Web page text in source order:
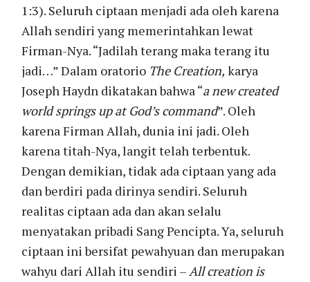
1:3). Seluruh ciptaan menjadi ada oleh karena
Allah sendiri yang memerintahkan lewat
Firman-Nya. “Jadilah terang maka terang itu
jadi…” Dalam oratorio The Creation, karya
Joseph Haydn dikatakan bahwa “a new created
world springs up at God’s command”. Oleh
karena Firman Allah, dunia ini jadi. Oleh
karena titah-Nya, langit telah terbentuk.
Dengan demikian, tidak ada ciptaan yang ada
dan berdiri pada dirinya sendiri. Seluruh
realitas ciptaan ada dan akan selalu
menyatakan pribadi Sang Pencipta. Ya, seluruh
ciptaan ini bersifat pewahyuan dan merupakan
wahyu dari Allah itu sendiri –All creation is